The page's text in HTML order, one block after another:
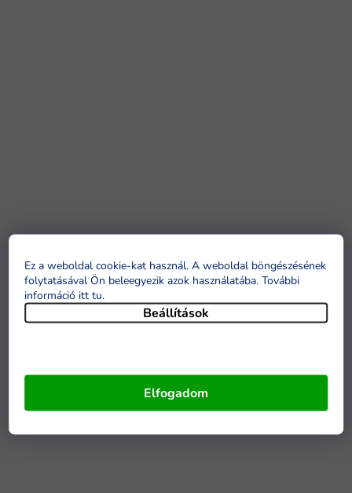
Ez a weboldal cookie-kat használ. A weboldal böngészésének
folytatásával Ön beleegyezik azok használatába. További
információ itt tu.
Beállítások
Elfogadom